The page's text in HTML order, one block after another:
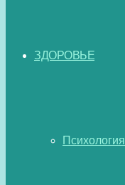
ЗДОРОВЬЕ
Психология